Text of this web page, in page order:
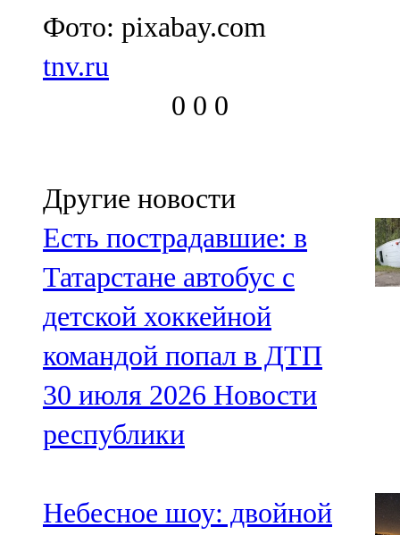
Фото: pixabay.com
tnv.ru
0 0 0
Другие новости
Есть пострадавшие: в
Татарстане автобус с
детской хоккейной
командой попал в ДТП
30 июля 2026 Новости
республики
Небесное шоу: двойной